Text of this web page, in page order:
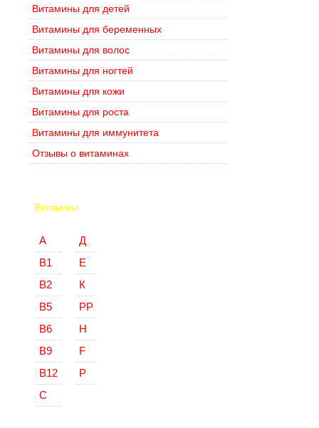
Витамины для детей
Витамины для беременных
Витамины для волос
Витамины для ногтей
Витамины для кожи
Витамины для роста
Витамины для иммунитета
Отзывы о витаминах
Витамины
А
В1
В2
В5
В6
В9
В12
С
Д
Е
К
РР
Н
F
Р